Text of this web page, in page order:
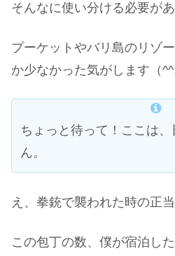
そんなに使い分ける必要が
プーケットやバリ島のリゾ
か少なかった気がします（
ちょっと待って！ここは
ん。
え、拳銃で襲われた時の正
この包丁の数、僕が宿泊し